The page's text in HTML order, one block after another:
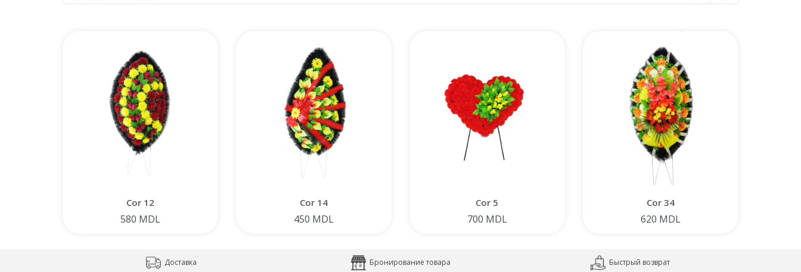
Cor 12
580 MDL
Cor 14
450 MDL
Cor 5
700 MDL
Cor 34
620 MDL
Доставка Бронирование товара Быстрый возврат